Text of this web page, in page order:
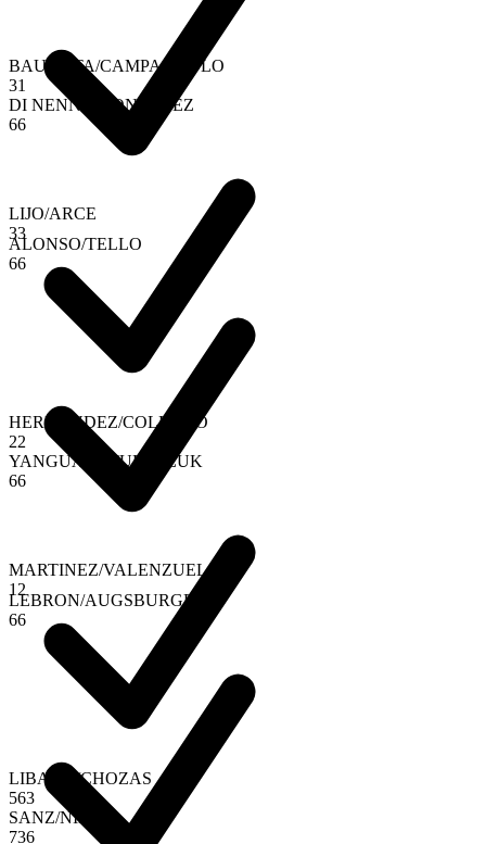
LIJO/ARCE
33
BAUTISTA/CAMPAGNOLO
31
DI NENNO
GONZALEZ
66
ALONSO/TELLO
66
MARTINEZ/VALENZUELA
1 2
HERNANDEZ/COLLADO
22
YANGUAS
STUPACZUK
66
LEBRON/AUGSBURGER
66
LIBAAK /CHOZAS
563
SANZ/NIETO
736